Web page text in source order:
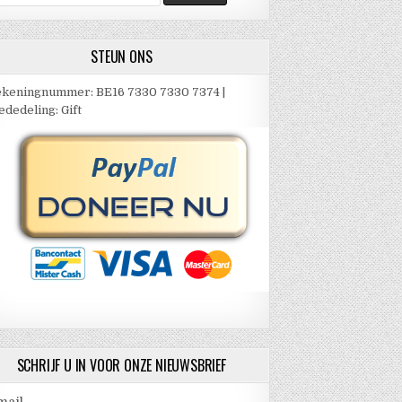
STEUN ONS
BE16 7330 7330 7374 |
Gift
SCHRIJF U IN VOOR ONZE NIEUWSBRIEF